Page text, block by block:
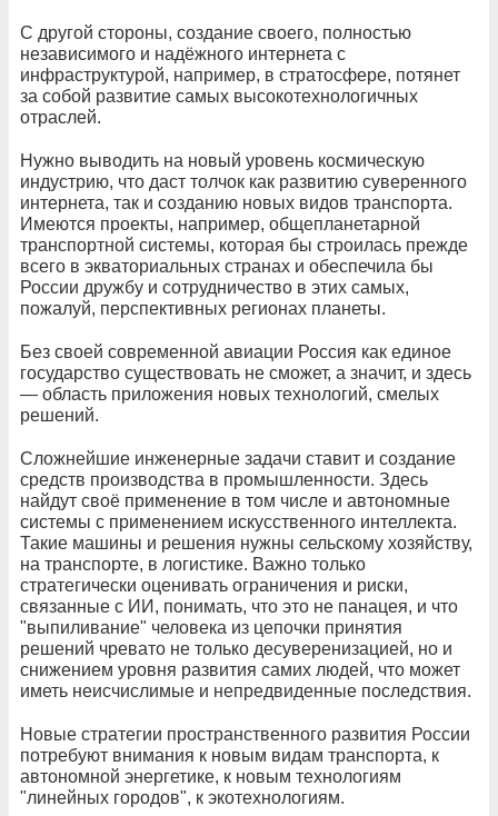
С другой стороны, создание своего, полностью
независимого и надёжного интернета с
инфраструктурой, например, в стратосфере, потянет
за собой развитие самых высокотехнологичных
отраслей.
Нужно выводить на новый уровень космическую
индустрию, что даст толчок как развитию суверенного
интернета, так и созданию новых видов транспорта.
Имеются проекты, например, общепланетарной
транспортной системы, которая бы строилась прежде
всего в экваториальных странах и обеспечила бы
России дружбу и сотрудничество в этих самых,
пожалуй, перспективных регионах планеты.
Без своей современной авиации Россия как единое
государство существовать не сможет, а значит, и здесь
— область приложения новых технологий, смелых
решений.
Сложнейшие инженерные задачи ставит и создание
средств производства в промышленности. Здесь
найдут своё применение в том числе и автономные
системы с применением искусственного интеллекта.
Такие машины и решения нужны сельскому хозяйству,
на транспорте, в логистике. Важно только
стратегически оценивать ограничения и риски,
связанные с ИИ, понимать, что это не панацея, и что
"выпиливание" человека из цепочки принятия
решений чревато не только десуверенизацией, но и
снижением уровня развития самих людей, что может
иметь неисчислимые и непредвиденные последствия.
Новые стратегии пространственного развития России
потребуют внимания к новым видам транспорта, к
автономной энергетике, к новым технологиям
"линейных городов", к экотехнологиям.